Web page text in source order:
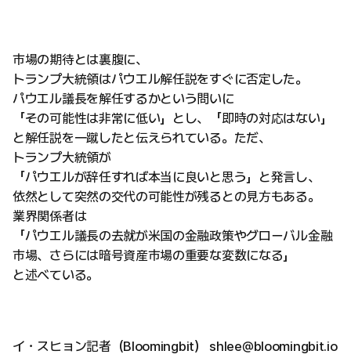
市場の期待とは裏腹に、
トランプ大統領はパウエル解任説をすぐに否定した。
パウエル議長を解任するかという問いに
「その可能性は非常に低い」とし、「即時の対応はない」
と解任説を一蹴したと伝えられている。ただ、
トランプ大統領が
「パウエルが辞任すれば本当に良いと思う」と発言し、
依然として突然の交代の可能性が残るとの見方もある。
業界関係者は
「パウエル議長の去就が米国の金融政策やグローバル金融
市場、さらには暗号資産市場の重要な変数になる」
と述べている。
イ・スヒョン記者（Bloomingbit） shlee@bloomingbit.io